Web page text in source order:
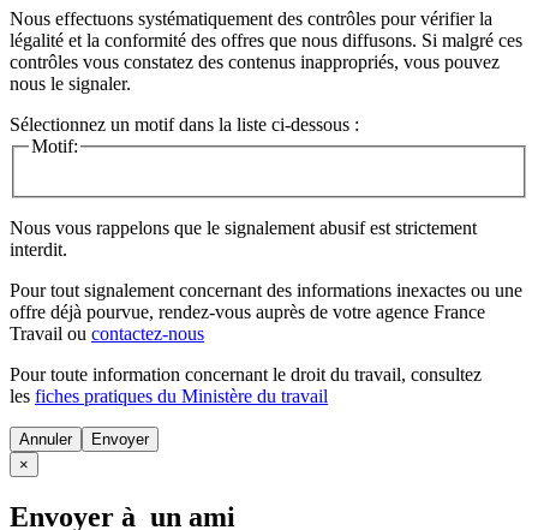
Nous effectuons systématiquement des contrôles pour vérifier la
légalité et la conformité des offres que nous diffusons. Si malgré ces
contrôles vous constatez des contenus inappropriés, vous pouvez
nous le signaler.
Sélectionnez un motif dans la liste ci-dessous :
Motif:
Nous vous rappelons que le signalement abusif est strictement
interdit.
Pour tout signalement concernant des informations inexactes ou une
offre déjà pourvue, rendez-vous auprès de votre agence France
Travail ou contactez-nous
Pour toute information concernant le droit du travail, consultez
les fiches pratiques du Ministère du travail
Annuler
×
Envoyer à un ami